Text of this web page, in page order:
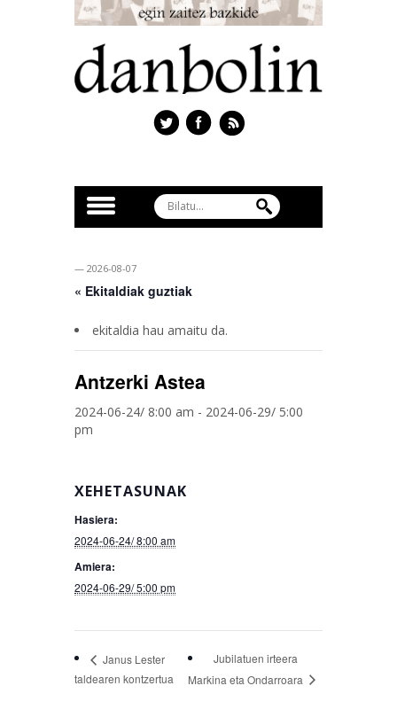
— 2026-08-07
« Ekitaldiak guztiak
ekitaldia hau amaitu da.
Antzerki Astea
2024-06-24/ 8:00 am - 2024-06-29/ 5:00
pm
XEHETASUNAK
Hasiera:
2024-06-24/ 8:00 am
Amiera:
2024-06-29/ 5:00 pm
Janus Lester
taldearen kontzertua
Jubilatuen irteera
Markina eta Ondarroara